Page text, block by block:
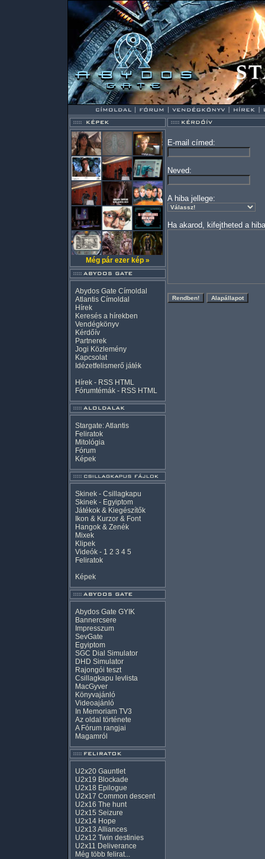
Még pár ezer kép »
Abydos Gate Címoldal
Atlantis Címoldal
Hírek
Keresés a hírekben
Vendégkönyv
Kérdőív
Partnerek
Jogi Közlemény
Kapcsolat
Idézetfelismerő játék
Hírek - RSS HTML
Fórumtémák - RSS HTML
Stargate: Atlantis
Feliratok
Mitológia
Fórum
Képek
Skinek - Csillagkapu
Skinek - Egyiptom
Játékok & Kiegészítők
Ikon & Kurzor & Font
Hangok & Zenék
Mixek
Klipek
Videók - 1 2 3 4 5
Feliratok
Képek
Abydos Gate GYIK
Bannercsere
Impresszum
SevGate
Egyiptom
SGC Dial Simulator
DHD Simulator
Rajongói teszt
Csillagkapu levlista
MacGyver
Könyvajánló
Videoajánló
In Memoriam TV3
Az oldal története
A Fórum rangjai
Magamról
U2x20 Gauntlet
U2x19 Blockade
U2x18 Epilogue
U2x17 Common descent
U2x16 The hunt
U2x15 Seizure
U2x14 Hope
U2x13 Alliances
U2x12 Twin destinies
U2x11 Deliverance
Még több felirat...
E-mail címed:
Neved:
A hiba jellege:
Ha akarod, kifejtheted a